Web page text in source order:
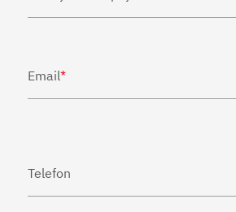
Email*
Telefon